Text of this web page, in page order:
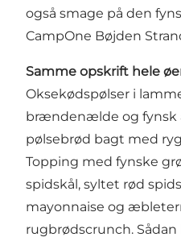
også smage på den
CampOne Bøjden
Samme opskrift hele
Oksekødspølser i
brændenælde og fynsk
pølsebrød bagt med
Topping med fynske
spidskål, syltet rød
mayonnaise og
rugbrødscrunch.